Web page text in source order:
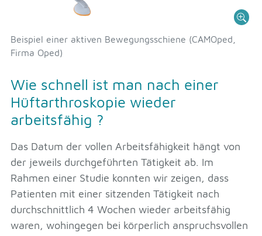
Beispiel einer aktiven Bewegungsschiene (CAMOped,
Firma Oped)
Wie schnell ist man nach einer
Hüftarthroskopie wieder
arbeitsfähig ?
Das Datum der vollen Arbeitsfähigkeit hängt von
der jeweils durchgeführten Tätigkeit ab. Im
Rahmen einer Studie konnten wir zeigen, dass
Patienten mit einer sitzenden Tätigkeit nach
durchschnittlich 4 Wochen wieder arbeitsfähig
waren, wohingegen bei körperlich anspruchsvollen